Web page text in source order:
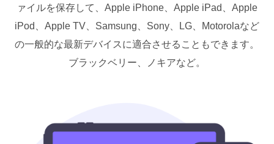
ァイルを保存して、Apple iPhone、Apple iPad、Apple
iPod、Apple TV、Samsung、Sony、LG、Motorolaなど
の一般的な最新デバイスに適合させることもできます。
ブラックベリー、ノキアなど。